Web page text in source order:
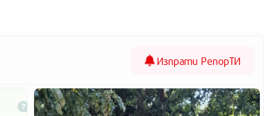
Изпрати РепорТИ